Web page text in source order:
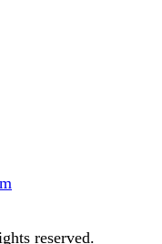
reserved.